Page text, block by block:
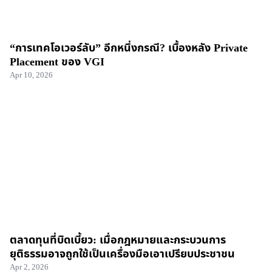
“การเทคโอเวอร์ลับ” อีกหนึ่งกรณี? เบื้องหลัง Private
Placement ของ VGI
Apr 10, 2026
ตลาดทุนที่บิดเบี้ยว: เมื่อกฎหมายและกระบวนการ
ยุติธรรมอาจถูกใช้เป็นเครื่องมือเอาเปรียบประชาชน
Apr 2, 2026